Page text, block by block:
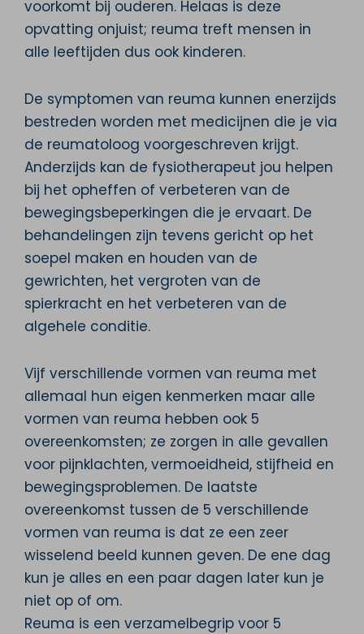
voorkomt bij ouderen. Helaas is deze
opvatting onjuist; reuma treft mensen in
alle leeftijden dus ook kinderen.
De symptomen van reuma kunnen enerzijds
bestreden worden met medicijnen die je via
de reumatoloog voorgeschreven krijgt.
Anderzijds kan de fysiotherapeut jou helpen
bij het opheffen of verbeteren van de
bewegingsbeperkingen die je ervaart. De
behandelingen zijn tevens gericht op het
soepel maken en houden van de
gewrichten, het vergroten van de
spierkracht en het verbeteren van de
algehele conditie.
Vijf verschillende vormen van reuma met
allemaal hun eigen kenmerken maar alle
vormen van reuma hebben ook 5
overeenkomsten; ze zorgen in alle gevallen
voor pijnklachten, vermoeidheid, stijfheid en
bewegingsproblemen. De laatste
overeenkomst tussen de 5 verschillende
vormen van reuma is dat ze een zeer
wisselend beeld kunnen geven. De ene dag
kun je alles en een paar dagen later kun je
niet op of om.
Reuma is een verzamelbegrip voor 5